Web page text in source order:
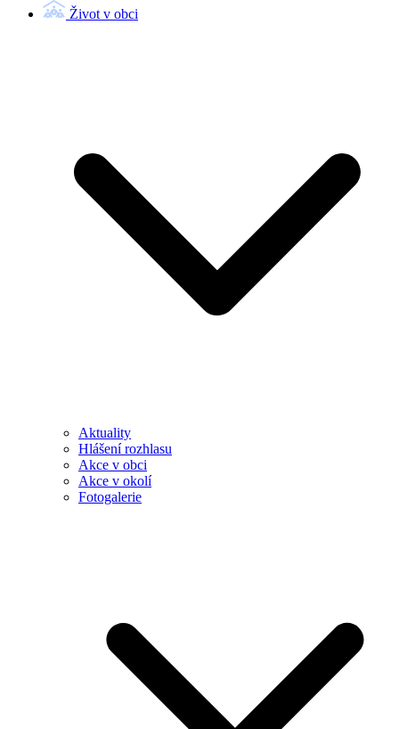
Život v obci
Aktuality
Hlášení rozhlasu
Akce v obci
Akce v okolí
Fotogalerie